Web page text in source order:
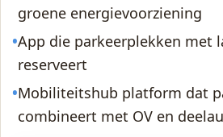
groene energievoorziening
•App die parkeerplekken met
reserveert
•Mobiliteitshub platform dat
combineert met OV en